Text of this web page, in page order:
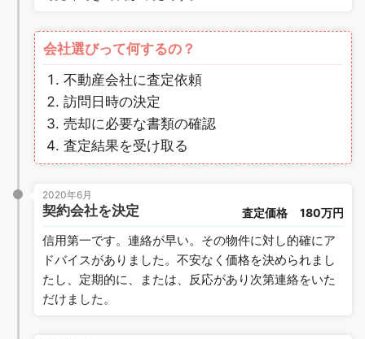
会社選びって何するの？
不動産会社に査定依頼
訪問日時の決定
売却に必要な書類の確認
査定結果を受け取る
2020年6月
契約会社を決定 査定価格 180万円
信用第一です。連絡が早い。その物件に対し的確にア
ドバイスがありました。不安なく価格を決められまし
たし、定期的に、または、反応があり次第連絡をいた
だけました。